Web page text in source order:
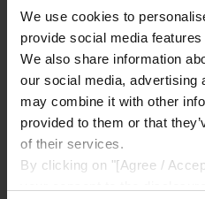
We use cookies to
provide social media
We also share information
our social media, advertising
may combine it with other
provided to them or that
of their services.
By clicking on "[Agree /
- 100 Stück
14,49 €*